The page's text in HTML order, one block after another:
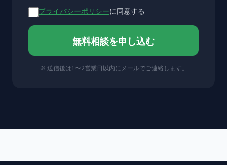
プライバシーポリシーに同意する
無料相談を申し込む
※ 送信後は1〜2営業日以内にメールでご連絡します。